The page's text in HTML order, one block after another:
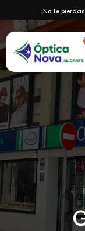
¡No te